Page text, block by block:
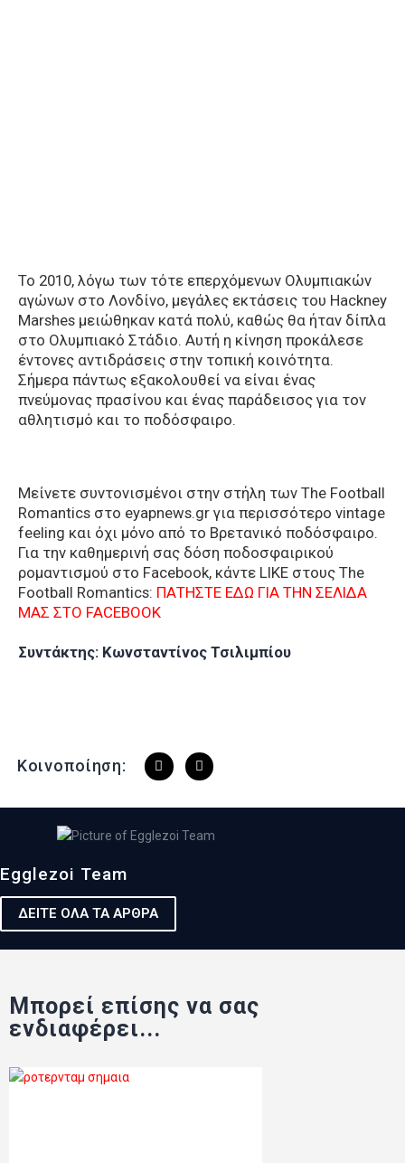
Το 2010, λόγω των τότε επερχόμενων Ολυμπιακών
αγώνων στο Λονδίνο, μεγάλες εκτάσεις του Hackney
Marshes μειώθηκαν κατά πολύ, καθώς θα ήταν δίπλα
στο Ολυμπιακό Στάδιο. Αυτή η κίνηση προκάλεσε
έντονες αντιδράσεις στην τοπική κοινότητα.
Σήμερα πάντως εξακολουθεί να είναι ένας
πνεύμονας πρασίνου και ένας παράδεισος για τον
αθλητισμό και το ποδόσφαιρο.
Μείνετε συντονισμένοι στην στήλη των The Football
Romantics στο eyapnews.gr για περισσότερο vintage
feeling και όχι μόνο από το Βρετανικό ποδόσφαιρο.
Για την καθημερινή σας δόση ποδοσφαιρικού
ρομαντισμού στο Facebook, κάντε LIKE στους The
Football Romantics: ΠΑΤΗΣΤΕ ΕΔΩ ΓΙΑ ΤΗΝ ΣΕΛΙΔΑ
ΜΑΣ ΣΤΟ FACEBOOK
Συντάκτης: Κωνσταντίνος Τσιλιμπίου
Κοινοποίηση:
Egglezoi Team
ΔΕΙΤΕ ΟΛΑ ΤΑ ΑΡΘΡΑ
Μπορεί επίσης να σας
ενδιαφέρει...